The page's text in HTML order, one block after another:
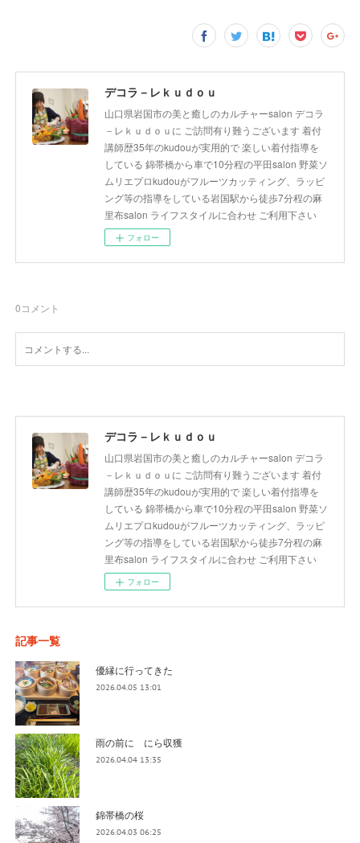
デコラ－レｋｕｄｏｕ
山口県岩国市の美と癒しのカルチャーsalon デコラ
－レｋｕｄｏｕに ご訪問有り難うございます 着付
講師歴35年のkudouが実用的で 楽しい着付指導を
している 錦帯橋から車で10分程の平田salon 野菜ソ
ムリエプロkudouがフルーツカッティング、ラッピ
ング等の指導をしている岩国駅から徒歩7分程の麻
里布salon ライフスタイルに合わせ ご利用下さい
フォロー
0コメント
デコラ－レｋｕｄｏｕ
山口県岩国市の美と癒しのカルチャーsalon デコラ
－レｋｕｄｏｕに ご訪問有り難うございます 着付
講師歴35年のkudouが実用的で 楽しい着付指導を
している 錦帯橋から車で10分程の平田salon 野菜ソ
ムリエプロkudouがフルーツカッティング、ラッピ
ング等の指導をしている岩国駅から徒歩7分程の麻
里布salon ライフスタイルに合わせ ご利用下さい
フォロー
記事一覧
優縁に行ってきた
2026.04.05 13:01
雨の前に にら収獲
2026.04.04 13:35
錦帯橋の桜
2026.04.03 06:25